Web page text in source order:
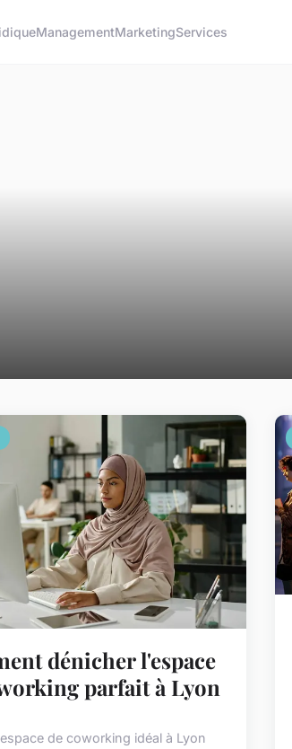
ManagementMarketingServices
dénicher l'espace
parfait à Lyon
de coworking idéal à Lyon